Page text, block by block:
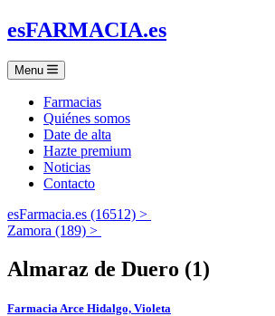
esFARMACIA.es
Menu
Farmacias
Quiénes somos
Date de alta
Hazte premium
Noticias
Contacto
esFarmacia.es (16512) >
Zamora (189) >
Almaraz de Duero (1)
Farmacia Arce Hidalgo, Violeta